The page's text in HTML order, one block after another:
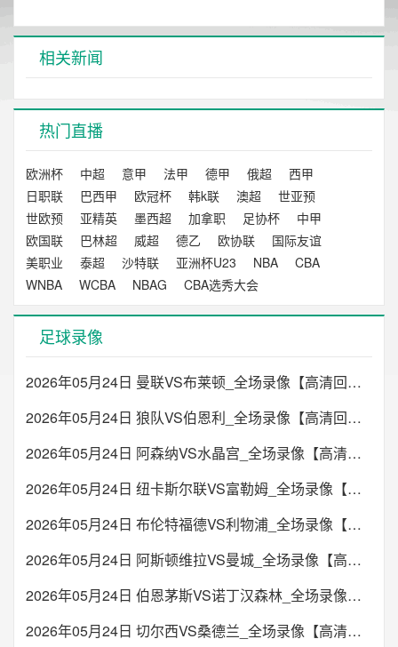
相关新闻
热门直播
欧洲杯 中超 意甲 法甲 德甲 俄超
西甲
日职联
巴西甲 欧冠杯 韩k联 澳超
世亚预
世欧预
亚精英 墨西超 加拿职 足协杯
中甲
欧国联
巴林超 威超 德乙 欧协联
国际友谊
美职业
泰超 沙特联 亚洲杯U23 NBA
CBA
WNBA
WCBA NBAG CBA选秀大会
足球录像
2026年05月24日 曼联VS布莱顿_全场录像【高清回放】
2026年05月24日 狼队VS伯恩利_全场录像【高清回放】
2026年05月24日 阿森纳VS水晶宫_全场录像【高清回放】
2026年05月24日 纽卡斯尔联VS富勒姆_全场录像【高清回放】
2026年05月24日 布伦特福德VS利物浦_全场录像【高清回放】
2026年05月24日 阿斯顿维拉VS曼城_全场录像【高清回放】
2026年05月24日 伯恩茅斯VS诺丁汉森林_全场录像【高清回放】
2026年05月24日 切尔西VS桑德兰_全场录像【高清回放】